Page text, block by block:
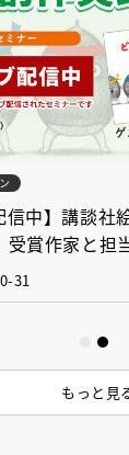
信中】講談社
賞作家と担
座」
31
もっと見